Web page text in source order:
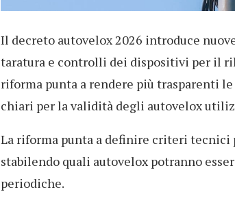
Il decreto autovelox 2026 introduce
taratura e controlli dei dispositivi per il
riforma punta a rendere più trasparenti
chiari per la validità degli autovelox
La riforma punta a definire criteri
stabilendo quali autovelox potranno
periodiche.